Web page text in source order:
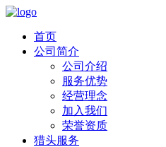
首页
公司简介
公司介绍
服务优势
经营理念
加入我们
荣誉资质
猎头服务